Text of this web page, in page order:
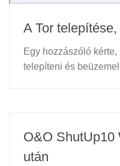
A Tor
Egy hozzászóló
telepíteni és
O&O ShutUp10
után